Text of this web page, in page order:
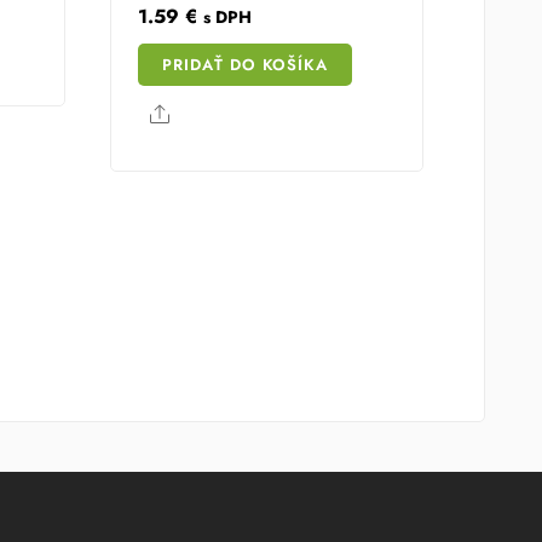
1.59€ s DPH
PRIDAŤ DO KOŠÍKA
Share